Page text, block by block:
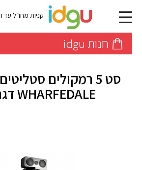
קניות מחו״ל עד
חנות idgu
סט 5 רמקולים
WHARFEDALE דגם DX2